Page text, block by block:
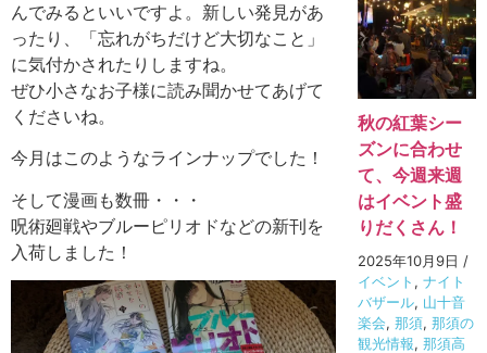
んでみるといいですよ。新しい発見があ
ったり、「忘れがちだけど大切なこと」
に気付かされたりしますね。
ぜひ小さなお子様に読み聞かせてあげて
くださいね。
今月はこのようなラインナップでした！
そして漫画も数冊・・・
呪術廻戦やブルーピリオドなどの新刊を
入荷しました！
秋の紅葉シー
ズンに合わせ
て、今週来週
はイベント盛
りだくさん！
2025年10月9日 /
イベント ,ナイト
バザール, 山十音
楽会,那須,那須の
観光情報,那須高